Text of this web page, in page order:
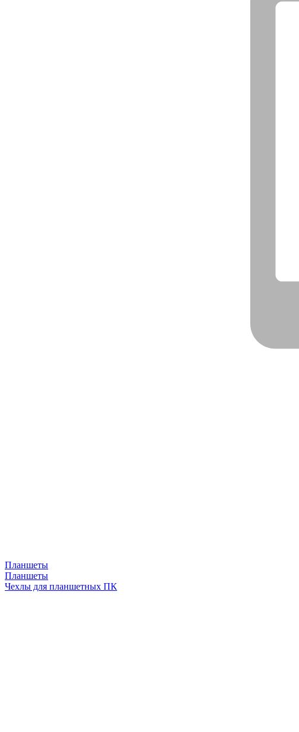
Планшеты
Планшеты
Чехлы для планшетных ПК